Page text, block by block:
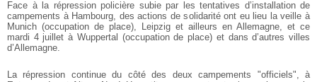
Face à la répression policière subie par les tentatives d’installation de
campements à Hambourg, des actions de solidarité ont eu lieu la veille à
Munich (occupation de place), Leipzig et ailleurs en Allemagne, et ce
mardi 4 juillet à Wuppertal (occupation de place) et dans d’autres villes
d’Allemagne.
La répression continue du côté des deux campements "officiels", à